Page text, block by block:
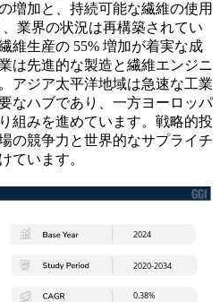
増加と、持続可能な繊維の使用
業界の状況は再構築されてい
維生産の 55% 増加が着実な成
は先進的な製造と繊維エンジニ
アジア太平洋地域は急速な工業
なハブであり、一方ヨーロッパ
組みを進めています。戦略的投
の競争力と世界的なサプライチ
ています。